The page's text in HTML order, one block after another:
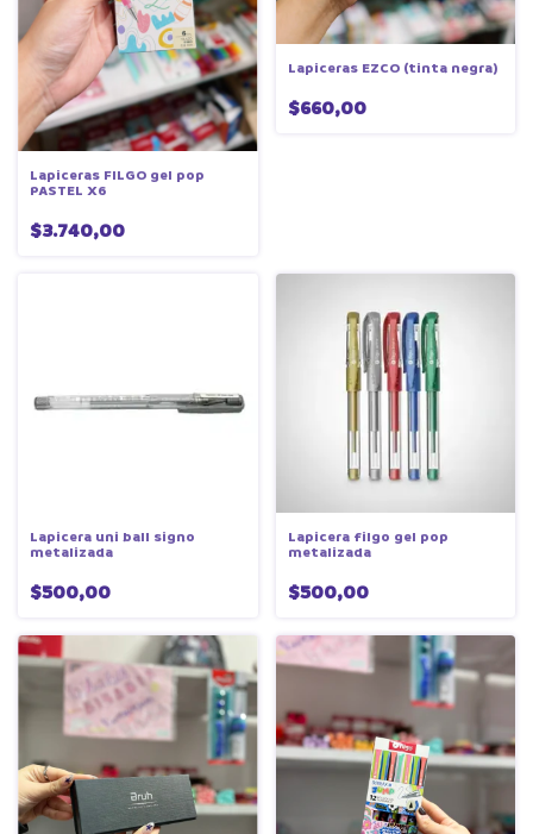
Lapiceras FILGO gel pop
PASTEL X6
$3.740,00
Lapiceras EZCO (tinta negra)
$660,00
Lapicera uni ball signo
metalizada
$500,00
Lapicera filgo gel pop
metalizada
$500,00